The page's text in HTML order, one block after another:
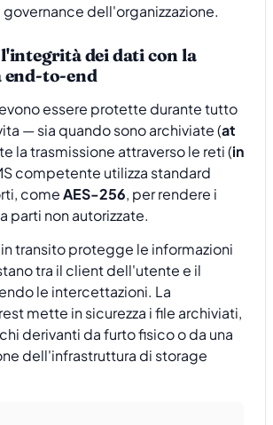
dell'organizzazione.
dei dati con la
to-end
essere protette durante tutto
— sia quando sono archiviate (at
la trasmissione attraverso le reti (in
competente utilizza standard
comeAES-256, per rendere i
parti non autorizzate.
transito protegge le informazioni
tra il client dell'utente e il
le intercettazioni. La
mette in sicurezza i file archiviati,
derivanti da furto fisico o da una
dell'infrastruttura di storage